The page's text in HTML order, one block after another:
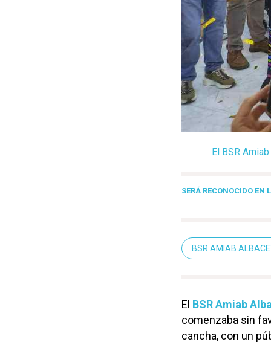
El BSR
SERÁ RECONOCIDO EN
BSR AMIAB
El BSR Amiab
comenzaba sin
cancha, con un